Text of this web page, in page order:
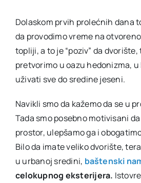
Dolaskom prvih prolećnih dana
da provodimo vreme na
topliji, a to je “poziv” da
pretvorimo u oazu hedonizma, u
uživati sve do sredine jeseni.
Navikli smo da kažemo da se u
Tada smo posebno motivisani
prostor, ulepšamo ga i
Bilo da imate veliko dvorište,
u urbanoj sredini, baštenski
celokupnog eksterijera.